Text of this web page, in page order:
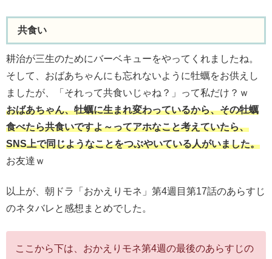
共食い
耕治が三生のためにバーベキューをやってくれましたね。
そして、おばあちゃんにも忘れないように牡蠣をお供えし
ましたが、「それって共食いじゃね？」って私だけ？ｗ
おばあちゃん、牡蠣に生まれ変わっているから、その牡蠣
食べたら共食いですよ～ってアホなこと考えていたら、
SNS上で同じようなことをつぶやいている人がいました。
お友達ｗ
以上が、朝ドラ「おかえりモネ」第4週目第17話のあらすじ
のネタバレと感想まとめでした。
ここから下は、おかえりモネ第4週の最後のあらすじの